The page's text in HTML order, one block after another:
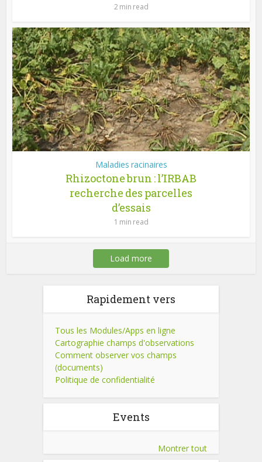
2 min read
Maladies racinaires
Rhizoctone brun : l’IRBAB
recherche des parcelles
d’essais
1 min read
Load more
Rapidement vers
Tous les Modules/Apps en ligne
Cartographie champs d'observations
Comment observer vos champs
(documents)
Politique de confidentialité
Events
Montrer tout